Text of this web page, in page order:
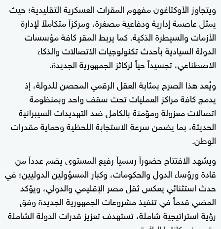
ويتجاوز الأوكتاغون مفهوم المقرات العسكرية التقليدية؛ حيث
يمثل عاصمة إدارية ودفاعية مصغرة، ومركزاً متكاملاً لإدارة
الأزمات والسيطرة الذكية. كما يربط المقر كافة مؤسسات
الدولة السيادية بأحدث تكنولوجيات الاتصالات والذكاء
الاصطناعي، تجسيداً حياً لركائز الجمهورية الجديدة.
ويُعد هذا الصرح بمثابة العقل الرقمي المحصن للدولة، إذ
يدمج كافة مراكز العمليات تحت سقف واحد وبمنظومة
اتصالات معزولة ومؤمنة بالكامل ضد التهديدات السيبرانية
الحديثة، بما يضمن سرعة الاستجابة اللحظية وحماية مقدرات
الوطن.
ويشهد الافتتاح حضوراً رسمياً رفيع المستوى يضم عدداً من
قادة ورؤساء الدول والحكومات، وكبار المسؤولين الدوليين؛ في
حدث استثنائي يعكس ثقل مصر الإقليمي والدولي، ويؤكد
المضي قدماً في تنفيذ مشروعات الجمهورية الجديدة وفق
رؤية استراتيجية شاملة، تستهدف تعزيز قدرات الدولة الشاملة